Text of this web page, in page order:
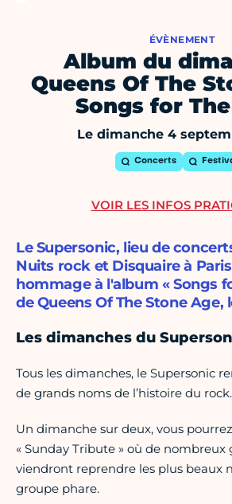
ÉVÈNEMENT
Album du
Queens Of The
Songs for
Le dimanche 4
Concerts
Le Supersonic, lieu de
Nuits rock et Disquaire à
hommage à l'album « Songs
de Queens Of The Stone Age,
Les dimanches du
Tous les dimanches, le Supersonic
de grands noms de l’histoire du rock.
Un dimanche sur deux, vous
« Sunday Tribute » où de nombreux
viendront reprendre les plus beaux
groupe phare.
VOIR LES INFOS